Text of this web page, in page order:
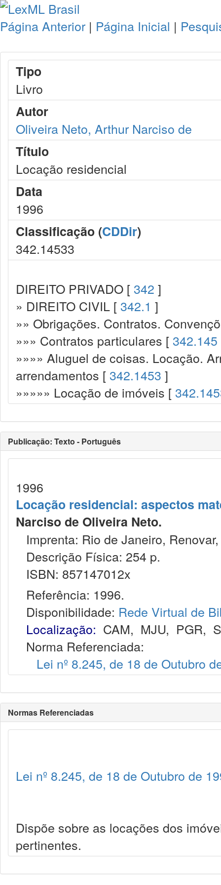
Página Anterior | Página Inicial |
Tipo
Livro
Autor
Oliveira Neto, Arthur Narciso de
Título
Locação residencial
Data
1996
Classificação (CDDir)
342.14533
DIREITO PRIVADO [ 342 ]
» DIREITO CIVIL [ 342.1 ]
»» Obrigações. Contratos.
»»» Contratos particulares [ 342.145
»»»» Aluguel de coisas. Locação.
arrendamentos [ 342.1453 ]
»»»»» Locação de imóveis [
Publicação: Texto - Português
1996
Locação residencial: aspectos
Narciso de Oliveira Neto.
Imprenta: Rio de Janeiro,
Descrição Física: 254 p.
ISBN: 857147012x
Referência: 1996.
Disponibilidade: Rede Virtual de
Localização: CAM, MJU, PGR,
Norma Referenciada:
Lei nº 8.245, de 18 de Outubro
Normas Referenciadas
Lei nº 8.245, de 18 de Outubro de
Dispõe sobre as locações dos
pertinentes.